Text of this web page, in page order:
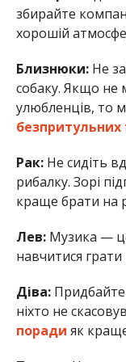
збирайте
хорошій
Близнюки:Не
собаку. Якщо не
улюбленців, то
безпритульних
Рак:Не сидіть
рибалку. Зорі
краще брати на
Лев:Музика —
навчитися грати
Діва:Придбайте
ніхто не
поради як